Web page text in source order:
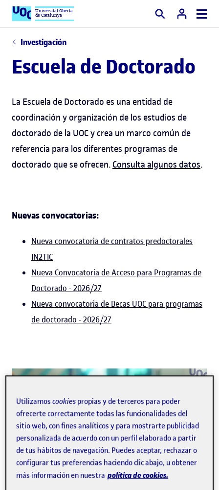
Universitat Oberta
de Catalunya Buscar
Investigación
Escuela de Doctorado
La Escuela de Doctorado es una entidad de
coordinación y organización de los estudios de
doctorado de la UOC y crea un marco común de
referencia para los diferentes programas de
doctorado que se ofrecen. Consulta algunos datos.
Nuevas convocatorias:
Nueva convocatoria de contratos predoctorales
IN2TIC
Nueva Convocatoria de Acceso para Programas de
Doctorado - 2026/27
Nueva convocatoria de Becas UOC para programas
de doctorado - 2026/27
Reproduce
Utilizamoscookies propias y de terceros para poder
ofrecerte correctamente todas las funcionalidades del
sitio web, con fines analíticos y para mostrarte publicidad
personalizada de acuerdo con un perfil elaborado a partir
de tus hábitos de navegación. Puedes aceptar, rechazar o
configurar tus preferencias haciendo clic abajo, u obtener
más información en nuestra política de cookies.